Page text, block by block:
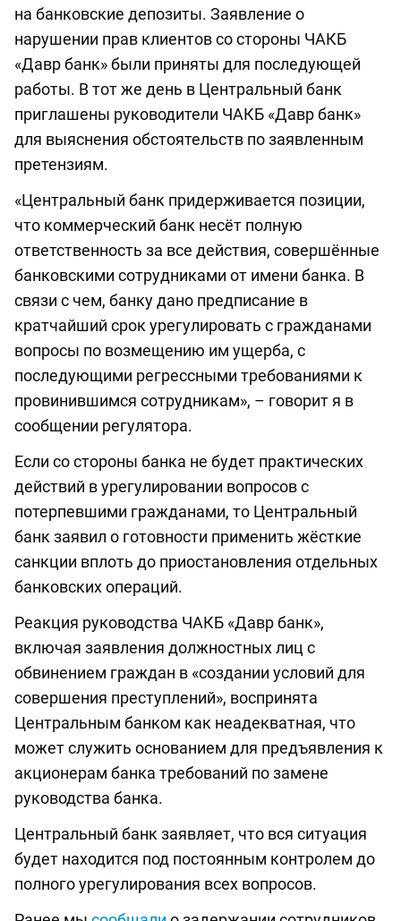
на банковские депозиты. Заявление о
нарушении прав клиентов со стороны ЧАКБ
«Давр банк» были приняты для последующей
работы. В тот же день в Центральный банк
приглашены руководители ЧАКБ «Давр банк»
для выяснения обстоятельств по заявленным
претензиям.
«Центральный банк придерживается позиции,
что коммерческий банк несёт полную
ответственность за все действия, совершённые
банковскими сотрудниками от имени банка. В
связи с чем, банку дано предписание в
кратчайший срок урегулировать с гражданами
вопросы по возмещению им ущерба, с
последующими регрессными требованиями к
провинившимся сотрудникам», – говорит я в
сообщении регулятора.
Если со стороны банка не будет практических
действий в урегулировании вопросов с
потерпевшими гражданами, то Центральный
банк заявил о готовности применить жёсткие
санкции вплоть до приостановления отдельных
банковских операций.
Реакция руководства ЧАКБ «Давр банк»,
включая заявления должностных лиц с
обвинением граждан в «создании условий для
совершения преступлений», воспринята
Центральным банком как неадекватная, что
может служить основанием для предъявления к
акционерам банка требований по замене
руководства банка.
Центральный банк заявляет, что вся ситуация
будет находится под постоянным контролем до
полного урегулирования всех вопросов.